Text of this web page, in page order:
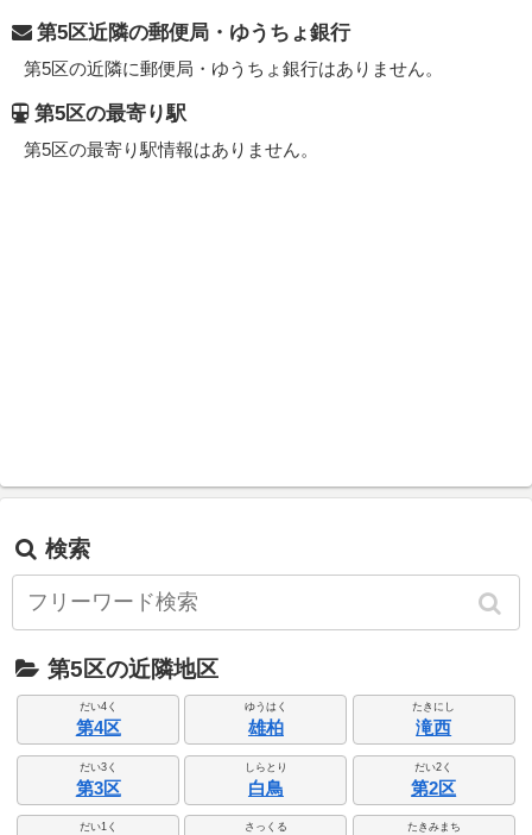
第5区近隣の郵便局・ゆうちょ銀行
第5区の近隣に郵便局・ゆうちょ銀行はありません。
第5区の最寄り駅
第5区の最寄り駅情報はありません。
検索
第5区の近隣地区
だい4く
第4区
ゆうはく
雄柏
たきにし
滝西
だい3く
第3区
しらとり
白鳥
だい2く
第2区
だい1く さっくる たきみまち